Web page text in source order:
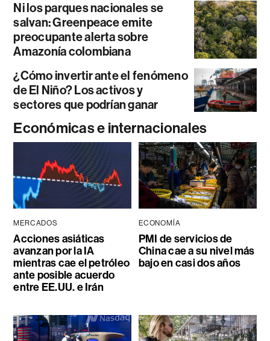
Ni los parques nacionales se
salvan: Greenpeace emite
preocupante alerta sobre
Amazonía colombiana
¿Cómo invertir ante el fenómeno
de El Niño? Los activos y
sectores que podrían ganar
Económicas e internacionales
MERCADOS
Acciones asiáticas
avanzan por la IA
mientras cae el petróleo
ante posible acuerdo
entre EE.UU. e Irán
ECONOMÍA
PMI de servicios de
China cae a su nivel más
bajo en casi dos años